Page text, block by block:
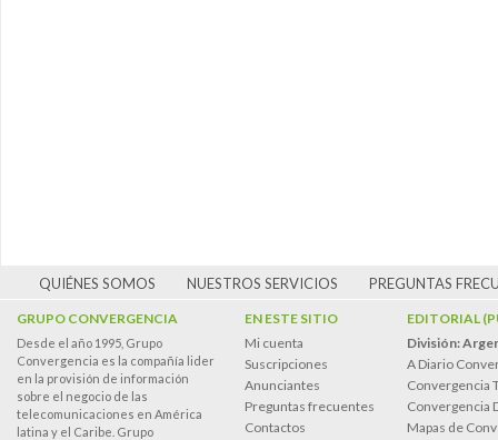
QUIÉNES SOMOS NUESTROS SERVICIOS PREGUNTAS
GRUPO CONVERGENCIA
Desde el año 1995, Grupo
Convergencia es la compañía lider
en la provisión de información
sobre el negocio de las
telecomunicaciones en América
latina y el Caribe. Grupo
EN ESTE SITIO
Mi cuenta
Suscripciones
Anunciantes
Preguntas frecuentes
Contactos
EDITORIAL
División:
A Diario
Convergencia
Convergencia
Mapas de